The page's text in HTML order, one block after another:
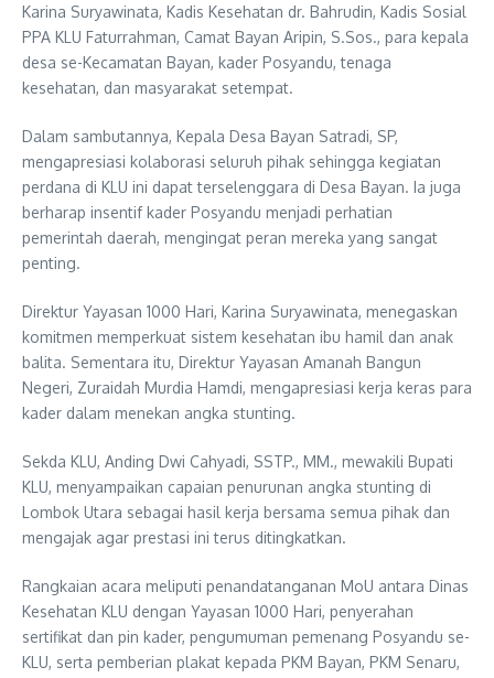
Karina Suryawinata, Kadis Kesehatan dr. Bahrudin, Kadis Sosial
PPA KLU Faturrahman, Camat Bayan Aripin, S.Sos., para kepala
desa se-Kecamatan Bayan, kader Posyandu, tenaga
kesehatan, dan masyarakat setempat.
Dalam sambutannya, Kepala Desa Bayan Satradi, SP,
mengapresiasi kolaborasi seluruh pihak sehingga kegiatan
perdana di KLU ini dapat terselenggara di Desa Bayan. Ia juga
berharap insentif kader Posyandu menjadi perhatian
pemerintah daerah, mengingat peran mereka yang sangat
penting.
Direktur Yayasan 1000 Hari, Karina Suryawinata, menegaskan
komitmen memperkuat sistem kesehatan ibu hamil dan anak
balita. Sementara itu, Direktur Yayasan Amanah Bangun
Negeri, Zuraidah Murdia Hamdi, mengapresiasi kerja keras para
kader dalam menekan angka stunting.
Sekda KLU, Anding Dwi Cahyadi, SSTP., MM., mewakili Bupati
KLU, menyampaikan capaian penurunan angka stunting di
Lombok Utara sebagai hasil kerja bersama semua pihak dan
mengajak agar prestasi ini terus ditingkatkan.
Rangkaian acara meliputi penandatanganan MoU antara Dinas
Kesehatan KLU dengan Yayasan 1000 Hari, penyerahan
sertifikat dan pin kader, pengumuman pemenang Posyandu se-
KLU, serta pemberian plakat kepada PKM Bayan, PKM Senaru,